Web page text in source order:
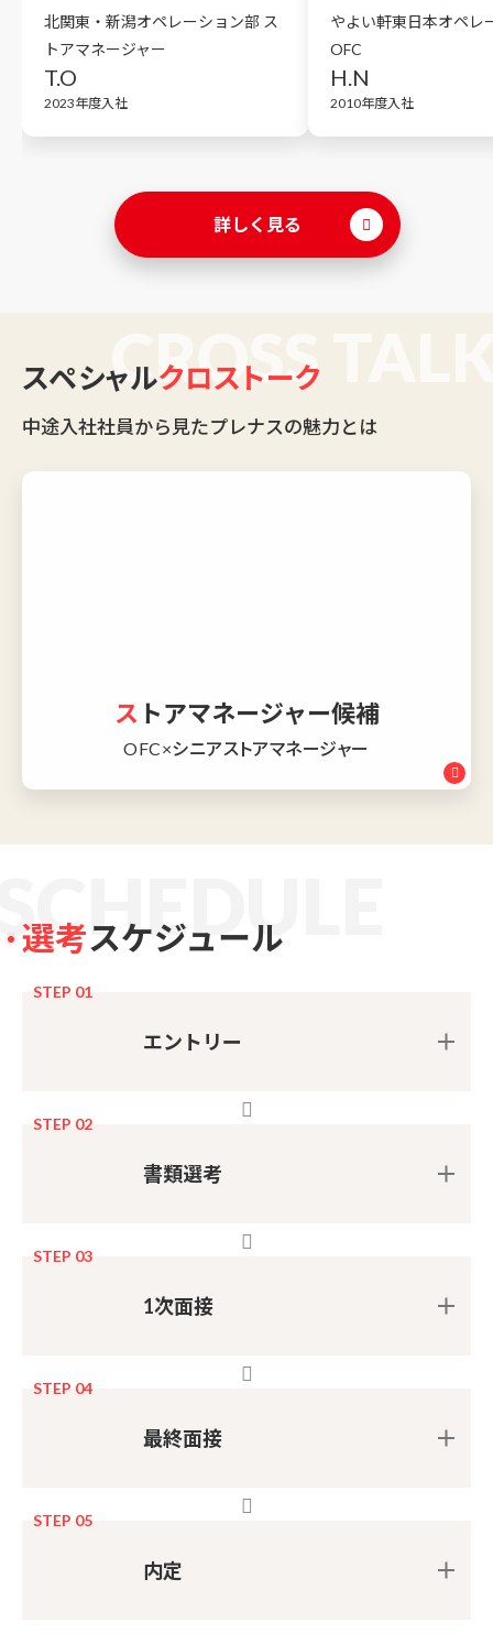
北関東・新潟オペレーション部 ス
トアマネージャー
T.O
2023年度入社
評価されます。
やよい軒東日本オペレ
OFC
H.N
2010年度入社
詳しく見る
スペシャルクロストーク
中途入社社員から見たプレナスの魅力とは
ストアマネージャー候補
OFC×シニアストアマネージャー
CHE U
選考スケジュール
STEP 01
エントリー
STEP 02
書類選考
STEP 03
1次面接
STEP 04
最終面接
STEP 05
内定